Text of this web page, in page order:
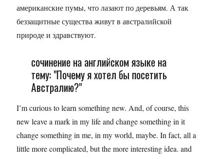
американские пумы, что лазают по деревьям. А так
беззащитные существа живут в австралийской
природе и здравствуют.
сочинение на английском языке на
тему: "Почему я хотел бы посетить
Австралию?"
I’m curious to learn something new. And, of course, this
new leave a mark in my life and change something in it
change something in me, in my world, maybe. In fact, all a
little more complicated, but the more interesting idea. and